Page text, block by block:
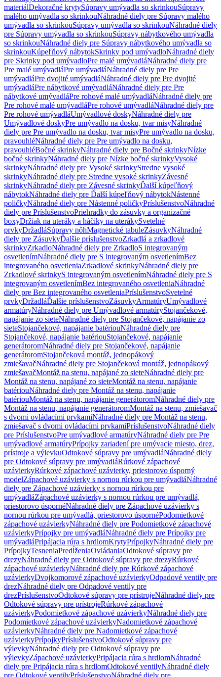
materiálDekoračné krytySúpravy umývadla so skrinkouSúpravy
malého umývadla so skrinkouNáhradné diely pre Súpravy malého
umývadla so skrinkouSúpravy umývadla so skrinkouNáhradné diely
pre Súpravy umývadla so skrinkouSúpravy nábytkového umývadla
so skrinkouNáhradné diely pre Súpravy nábytkového umývadla so
skrinkouKúpeľňový nábytokSkrinky pod umývadloNáhradné diely
pre Skrinky pod umývadloPre malé umývadláNáhradné diely pre
Pre malé umývadláPre umývadláNáhradné diely pre Pre
umývadláPre dvojité umývadláNáhradné diely pre Pre dvojité
umývadláPre nábytkové umývadláNáhradné diely pre Pre
nábytkové umývadláPre rohové malé umývadláNáhradné diely pre
Pre rohové malé umývadláPre rohové umývadláNáhradné diely pre
Pre rohové umývadláUmývadlové doskyNáhradné diely pre
Umývadlové doskyPre umývadlo na dosku, tvar misyNáhradné
diely pre Pre umývadlo na dosku, tvar misyPre umývadlo na dosku,
pravouhléNáhradné diely pre Pre umývadlo na dosku,
pravouhléBočné skrinkyNáhradné diely pre Bočné skrinkyNízke
bočné skrinkyNáhradné diely pre Nízke bočné skrinkyVysoké
skrinkyNáhradné diely pre Vysoké skrinkyStredne vysoké
skrinkyNáhradné diely pre Stredne vysoké skrinkyZávesné
skrinkyNáhradné diely pre Závesné skrinkyĎalší kúpeľňový
nábytokNáhradné diely pre Ďalší kúpeľňový nábytokNástenné
poličkyNáhradné diely pre Nástenné poličkyPríslušenstvoNáhradné
diely pre PríslušenstvoPriehradky do zásuvky a organizačné
boxyDržiak na uteráky a háčiky na uterákySvetelné
prvkyDržadláSúpravy nôhMagnetické tabuleZásuvkyNáhradné
diely pre ZásuvkyĎalšie príslušenstvoZrkadlá a zrkadlové
skrinkyZrkadloNáhradné diely pre ZrkadloS integrovaným
osvetlenímNáhradné diely pre S integrovaným osvetlenímBez
integrovaného osvetleniaZrkadlové skrinkyNáhradné diely pre
Zrkadlové skrinkyS integrovaným osvetlenímNáhradné diely pre S
integrovaným osvetlenímBez integrovaného osvetleniaNáhradné
diely pre Bez integrovaného osvetleniaPríslušenstvoSvetelné
prvkyDržadláĎalšie príslušenstvoZásuvkyArmatúryUmývadlové
armatúryNáhradné diely pre Umývadlové armatúryStojančekové,
napájanie zo sieteNáhradné diely pre Stojančekové, napájanie zo
sieteStojančekové, napájanie batériouNáhradné diely pre
Stojančekové, napájanie batériouStojančekové, napájanie
generátoromNáhradné diely pre Stojančekové, napájanie
generátoromStojančeková montáž, jednopákový
zmiešavačNáhradné diely pre Stojančeková montáž, jednopákový
zmiešavačMontáž na stenu, napájané zo sieteNáhradné diely pre
Montáž na stenu, napájané zo sieteMontáž na stenu, napájanie
batériouNáhradné diely pre Montáž na stenu, napájanie
batériouMontáž na stenu, napájanie generátoromNáhradné diely pre
Montáž na stenu, napájanie generátoromMontáž na stenu, zmiešavač
s dvomi ovládacími prvkamiNáhradné diely pre Montáž na stenu,
zmiešavač s dvomi ovládacími prvkamiPríslušenstvoNáhradné diely
pre PríslušenstvoPre umývadlové armatúryNáhradné diely pre Pre
umývadlové armatúryPrípojky zariadení pre umývacie miesto, drez,
prístroje a výlevkuOdtokové súpravy pre umývadláNáhradné diely
pre Odtokové súpravy pre umývadláRúrkové zápachové
uzávierkyRúrkové zápachové uzávierky, priestorovo úsporný
modelZápachové uzávierky s nornou rúrkou pre umývadláNáhradné
diely pre Zápachové uzávierky s nornou rúrkou pre
umývadláZápachové uzávierky s nornou rúrkou pre umývadlá,
priestorovo úspornéNáhradné diely pre Zápachové uzávierky s
nornou rúrkou pre umývadlá, priestorovo úspornéPodomietkové
zápachové uzávierkyNáhradné diely pre Podomietkové zápachové
uzávierkyPrípojky pre umývadláNáhradné diely pre Prípojky pre
umývadláPripájacia rúra s hrdlomKrytyPrípojkyNáhradné diely pre
PrípojkyTesneniaPredĺženiaOvládaniaOdtokové súpravy pre
drezyNáhradné diely pre Odtokové súpravy pre drezyRúrkové
zápachové uzávierkyNáhradné diely pre Rúrkové zápachové
uzávierkyDvojkomorové zápachové uzávierkyOdpadové ventily pre
drezNáhradné diely pre Odpadové ventily pre
drezPríslušenstvoOdtokové súpravy pre prístrojeNáhradné diely pre
Odtokové súpravy pre prístrojeRúrkové zápachové
uzávierkyPodomietkové zápachové uzávierkyNáhradné diely pre
Podomietkové zápachové uzávierkyNadomietkové zápachové
uzávierkyNáhradné diely pre Nadomietkové zápachové
uzávierkyPrípojkyPríslušenstvoOdtokové súpravy pre
výlevkyNáhradné diely pre Odtokové súpravy pre
výlevkyZápachové uzávierkyPripájacia rúra s hrdlomNáhradné
diely pre Pripájacia rúra s hrdlomOdtokové ventilyNáhradné diely
pre Odtokové ventilyPríslušenstvoNáhradné diely pre